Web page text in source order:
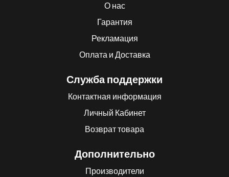
О нас
Гарантия
Рекламация
Оплата и Доставка
Служба поддержки
Контактная информация
Личный Кабинет
Возврат товара
Дополнительно
Производители